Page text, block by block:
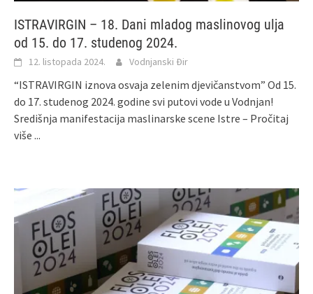
ISTRAVIRGIN – 18. Dani mladog maslinovog ulja
od 15. do 17. studenog 2024.
12. listopada 2024. Vodnjanski Đir
“ISTRAVIRGIN iznova osvaja zelenim djevičanstvom” Od 15.
do 17. studenog 2024. godine svi putovi vode u Vodnjan!
Središnja manifestacija maslinarske scene Istre – Pročitaj
više ...